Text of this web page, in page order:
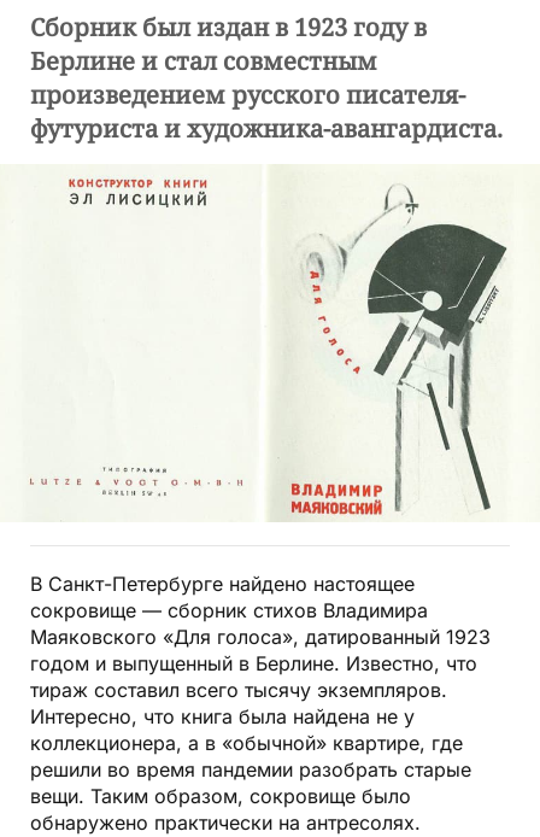
Сборник был издан в 1923 году в
Берлине и стал совместным
произведением русского писателя-
футуриста и художника-авангардиста.
В Санкт-Петербурге найдено настоящее
сокровище — сборник стихов Владимира
Маяковского «Для голоса», датированный 1923
годом и выпущенный в Берлине. Известно, что
тираж составил всего тысячу экземпляров.
Интересно, что книга была найдена не у
коллекционера, а в «обычной» квартире, где
решили во время пандемии разобрать старые
вещи. Таким образом, сокровище было
обнаружено практически на антресолях.